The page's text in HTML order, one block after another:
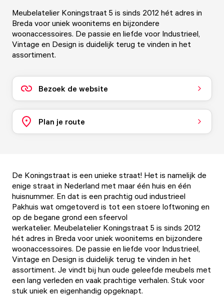
Meubelatelier Koningstraat 5 is sinds 2012 hét adres in
Breda voor uniek woonitems en bijzondere
woonaccessoires. De passie en liefde voor Industrieel,
Vintage en Design is duidelijk terug te vinden in het
assortiment.
Bezoek de website
Plan je route
De Koningstraat is een unieke straat! Het is namelijk de
enige straat in Nederland met maar één huis en één
huisnummer. En dat is een prachtig oud industrieel
Pakhuis wat omgetoverd is tot een stoere loftwoning en
op de begane grond een sfeervol
werkatelier. Meubelatelier Koningstraat 5 is sinds 2012
hét adres in Breda voor uniek woonitems en bijzondere
woonaccessoires. De passie en liefde voor Industrieel,
Vintage en Design is duidelijk terug te vinden in het
assortiment. Je vindt bij hun oude geleefde meubels met
een lang verleden en vaak prachtige verhalen. Stuk voor
stuk uniek en eigenhandig opgeknapt.